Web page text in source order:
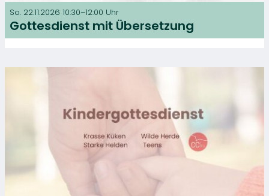
So. 22.11.2026 10:30–12:00 Uhr
Gottesdienst mit Übersetzung